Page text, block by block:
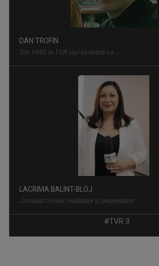
CARAVANA TVR3
Duminică, ora 17.30
PICĂTURA DE CULTURĂ
Pentru o minte sănătoasă, consumaţi cel puţin ...
DAN TROFIN
Din 1993, la TVR Iaşi lucrează ca ...
LACRIMA BALINT-BLOJ
Jurnalist Senior, realizator și prezentator ...
#TVR 3